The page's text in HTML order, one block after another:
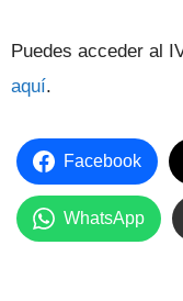
Puedes acceder al
aquí.
Facebook
WhatsApp